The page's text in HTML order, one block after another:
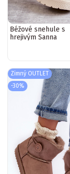
Béžové snehule s
hrejivým Sanna
Zimný OUTLET
-30%